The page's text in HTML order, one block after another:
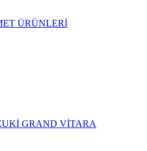
ÜRÜNLERİ
GRAND VİTARA